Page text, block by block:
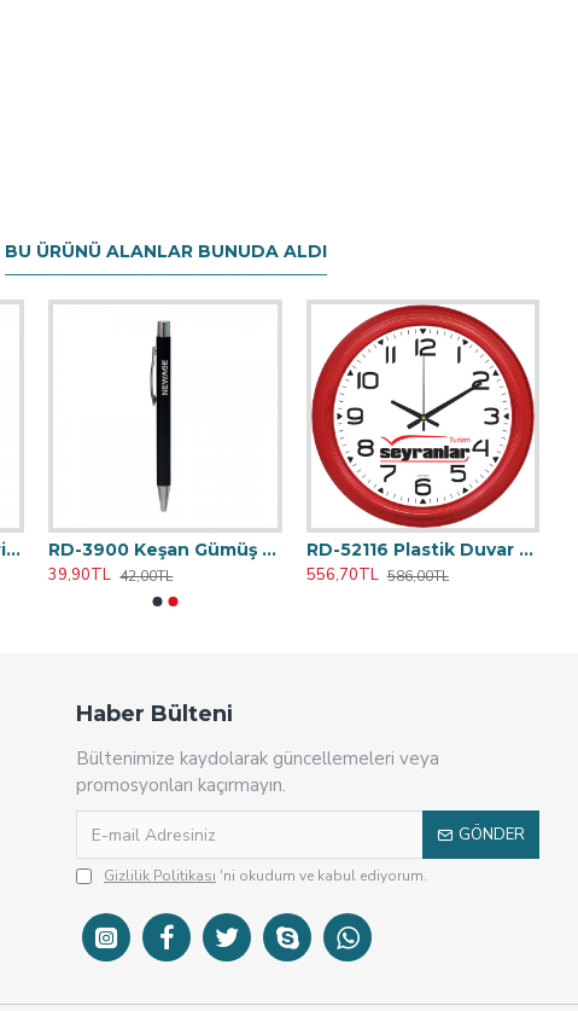
BU ÜRÜNÜ ALANLAR BUNUDA ALDI
RD-1762 Karaköprü Sari Plastik Tükenmez Kalem
RD-3900 Keşan Gümüş Metal Tükenmez Kalem
39,90TL 42,00TL
RD-52116 Plastik Duvar Saati 46 cm
556,70TL 586,00TL
Haber Bülteni
Bültenimize kaydolarak güncellemeleri veya
promosyonları kaçırmayın.
GÖNDER
Gizlilik Politikası 'ni okudum ve kabul ediyorum.